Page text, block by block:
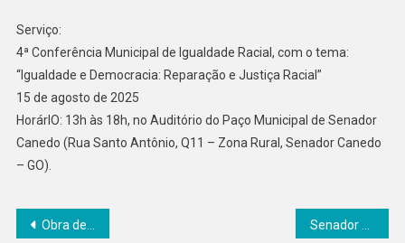
Serviço:
4ª Conferência Municipal de Igualdade Racial, com o tema:
“Igualdade e Democracia: Reparação e Justiça Racial”
15 de agosto de 2025
HorárIO: 13h às 18h, no Auditório do Paço Municipal de Senador
Canedo (Rua Santo Antônio, Q11 – Zona Rural, Senador Canedo
– GO).
Navegação
Obra de moradias avança e irá beneficiar 384 famílias em Senador Canedo